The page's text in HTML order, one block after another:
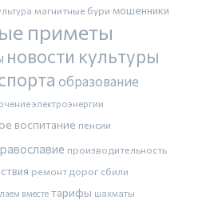
магнитные бури мошенники
приметы
новости культуры
образование
электроэнергии
воспитание пенсии
производительность
ремонт дорог сбили
вместе тарифы шахматы